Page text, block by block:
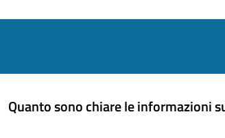
Quanto sono chiare le informazioni